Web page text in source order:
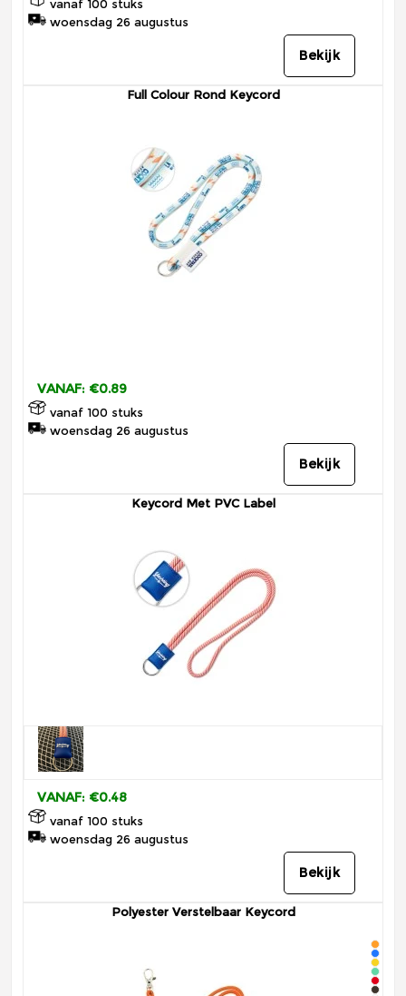
vanaf 100 stuks
woensdag 26 augustus
Bekijk
Full Colour Rond Keycord
VANAF: €0.89
vanaf 100 stuks
woensdag 26 augustus
Bekijk
Keycord Met PVC Label
VANAF: €0.48
vanaf 100 stuks
woensdag 26 augustus
Bekijk
Polyester Verstelbaar Keycord